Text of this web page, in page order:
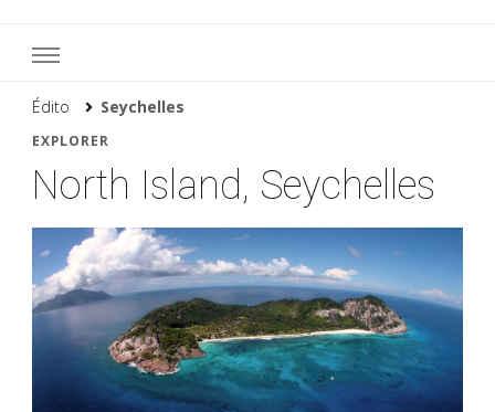
Édito Seychelles
EXPLORER
North Island, Seychelles